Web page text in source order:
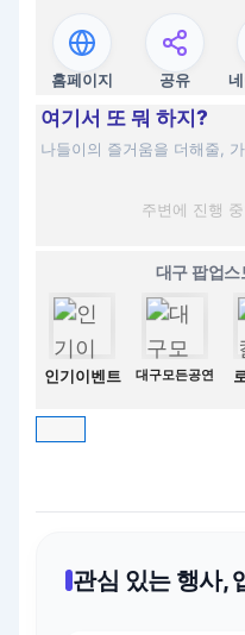
홈페이지 공유
여기서 또 뭐 하지?
나들이의 즐거움을 더해줄,
주변에 진행
대구 팝업스
인기이벤트 대구모든공연
관심 있는 행사,